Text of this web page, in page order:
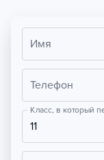
Имя
Телефон
Класс, в который
11